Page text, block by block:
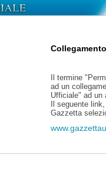
Il termine
ad un
Ufficiale" ad un
Il seguente
Gazzetta